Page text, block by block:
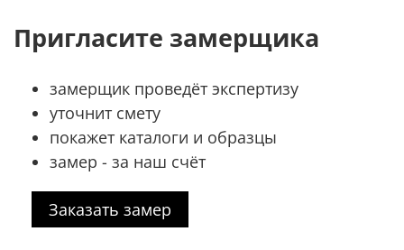
Пригласите замерщика
замерщик проведёт экспертизу
уточнит смету
покажет каталоги и образцы
замер - за наш счёт
Заказать замер